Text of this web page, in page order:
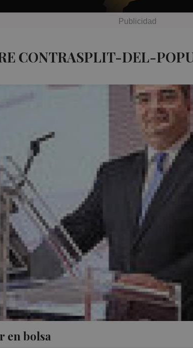
CONTRASPLIT-DEL-
en bolsa